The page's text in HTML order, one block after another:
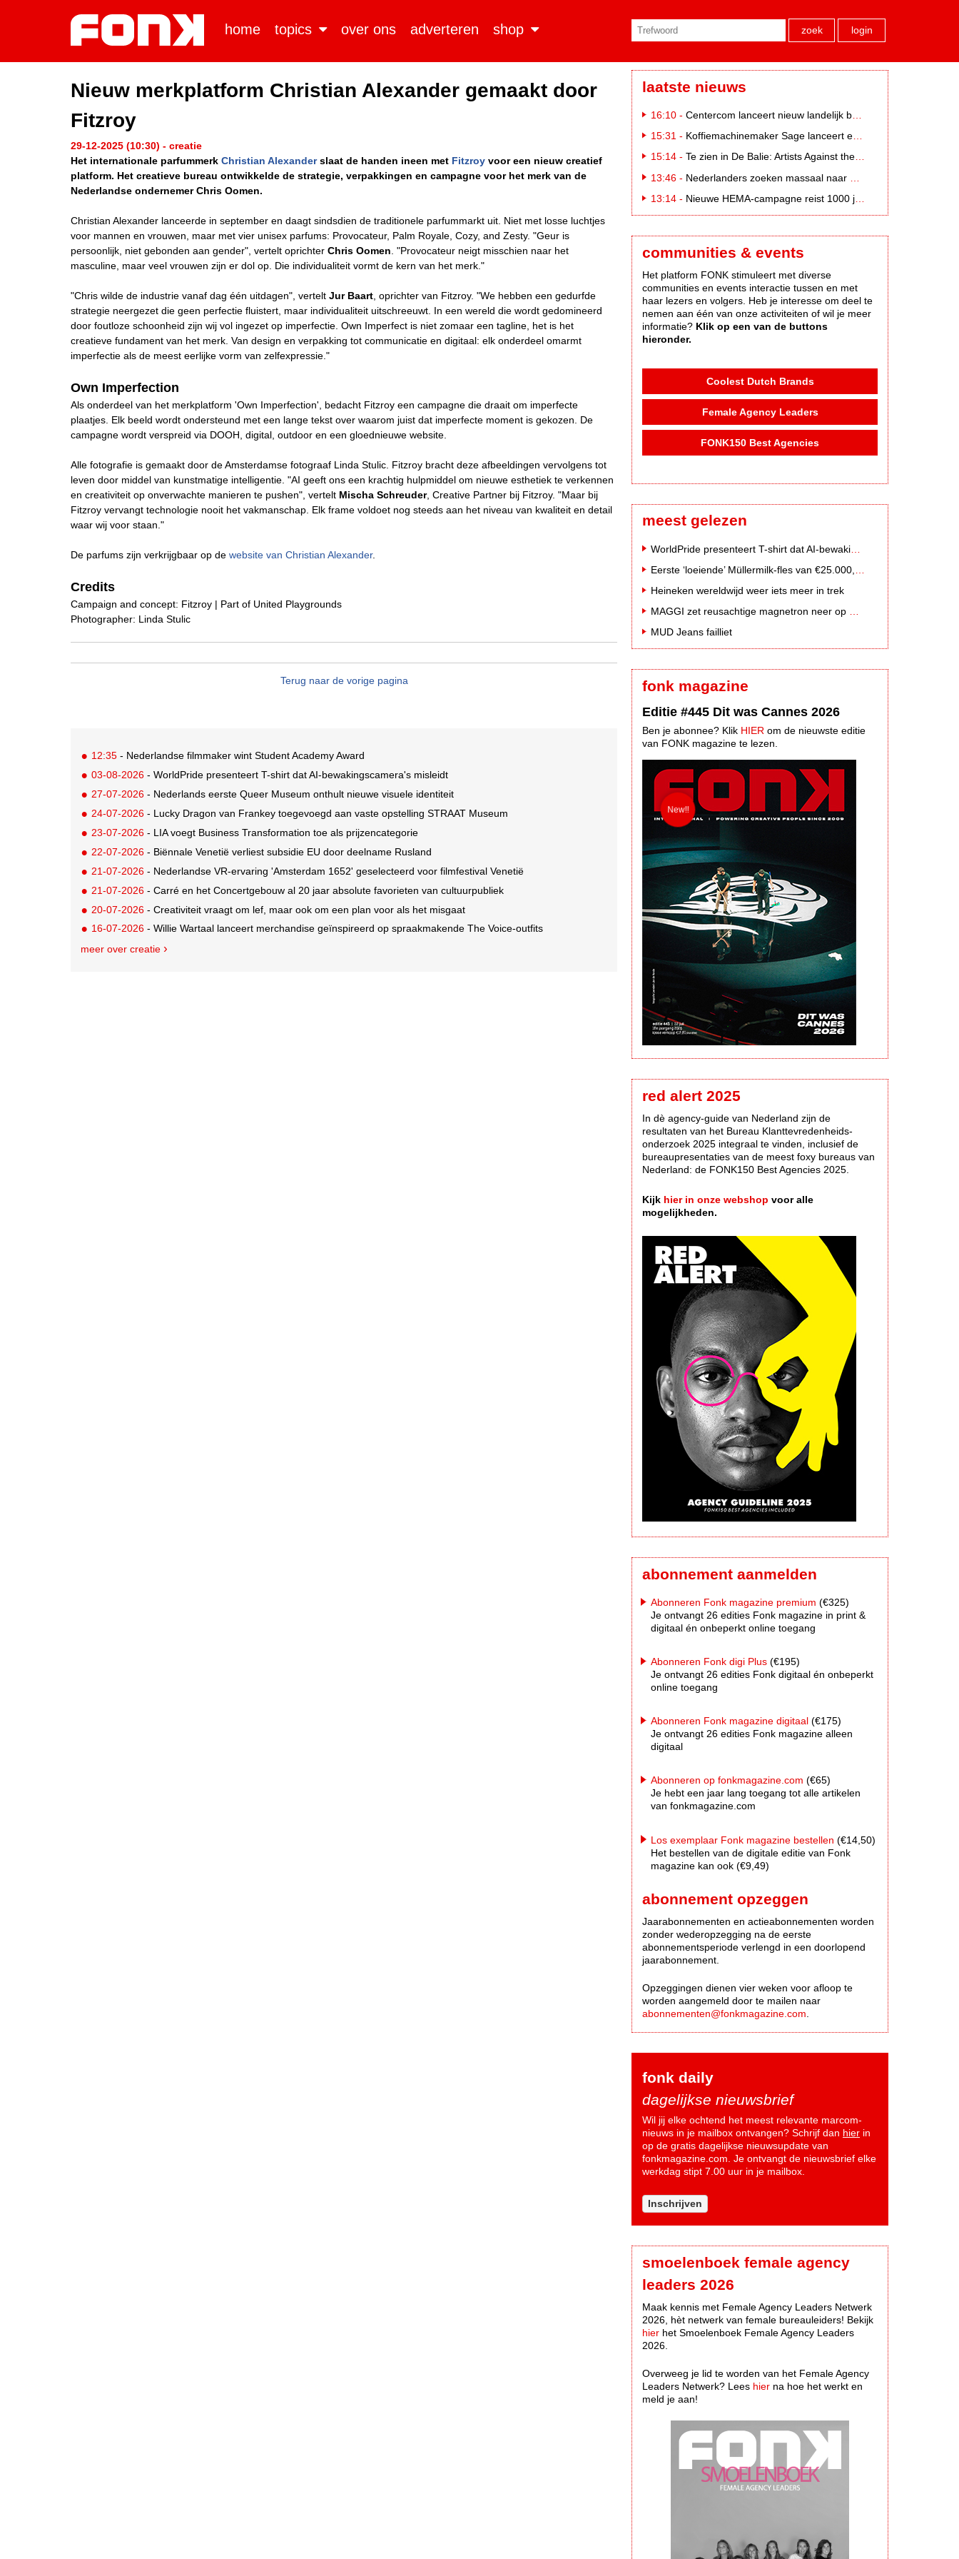
home topics over ons adverteren shop zoek login
Nieuw merkplatform Christian Alexander gemaakt door
Fitzroy
29-12-2025 (10:30) - creatie
Het internationale parfummerk Christian Alexanderslaat de handen ineen met Fitzroy voor een nieuw creatief
platform. Het creatieve bureau ontwikkelde de strategie, verpakkingen en campagne voor het merk van de
Nederlandse ondernemer Chris Oomen.
Christian Alexander lanceerde in september en daagt sindsdien de traditionele parfummarkt uit. Niet met losse luchtjes
voor mannen en vrouwen, maar met vier unisex parfums: Provocateur, Palm Royale, Cozy, and Zesty. "Geur is
persoonlijk, niet gebonden aan gender", vertelt oprichter Chris Oomen . "Provocateur neigt misschien naar het
masculine, maar veel vrouwen zijn er dol op. Die individualiteit vormt de kern van het merk."
"Chris wilde de industrie vanaf dag één uitdagen", vertelt Jur Baart , oprichter van Fitzroy. "We hebben een gedurfde
strategie neergezet die geen perfectie fluistert, maar individualiteit uitschreeuwt. In een wereld die wordt gedomineerd
door foutloze schoonheid zijn wij vol ingezet op imperfectie. Own Imperfect is niet zomaar een tagline, het is het
creatieve fundament van het merk. Van design en verpakking tot communicatie en digitaal: elk onderdeel omarmt
imperfectie als de meest eerlijke vorm van zelfexpressie."
Own Imperfection
Als onderdeel van het merkplatform 'Own Imperfection', bedacht Fitzroy een campagne die draait om imperfecte
plaatjes. Elk beeld wordt ondersteund met een lange tekst over waarom juist dat imperfecte moment is gekozen. De
campagne wordt verspreid via DOOH, digital, outdoor en een gloednieuwe website.
Alle fotografie is gemaakt door de Amsterdamse fotograaf Linda Stulic. Fitzroy bracht deze afbeeldingen vervolgens tot
leven door middel van kunstmatige intelligentie. "AI geeft ons een krachtig hulpmiddel om nieuwe esthetiek te verkennen
en creativiteit op onverwachte manieren te pushen", vertelt Mischa Schreuder, Creative Partner bij Fitzroy. "Maar bij
Fitzroy vervangt technologie nooit het vakmanschap. Elk frame voldoet nog steeds aan het niveau van kwaliteit en detail
waar wij voor staan."
De parfums zijn verkrijgbaar op de website van Christian Alexander.
Credits
Campaign and concept: Fitzroy | Part of United Playgrounds
Photographer: Linda Stulic
Terug naar de vorige pagina
12:35 - Nederlandse filmmaker wint Student Academy Award
03-08-2026 - WorldPride presenteert T-shirt dat AI-bewakingscamera's misleidt
27-07-2026 - Nederlands eerste Queer Museum onthult nieuwe visuele identiteit
24-07-2026 - Lucky Dragon van Frankey toegevoegd aan vaste opstelling STRAAT Museum
23-07-2026 - LIA voegt Business Transformation toe als prijzencategorie
22-07-2026 - Biënnale Venetië verliest subsidie EU door deelname Rusland
21-07-2026 - Nederlandse VR-ervaring 'Amsterdam 1652' geselecteerd voor filmfestival Venetië
21-07-2026 - Carré en het Concertgebouw al 20 jaar absolute favorieten van cultuurpubliek
20-07-2026 - Creativiteit vraagt om lef, maar ook om een plan voor als het misgaat
16-07-2026 - Willie Wartaal lanceert merchandise geïnspireerd op spraakmakende The Voice-outfits
meer over creatie
laatste nieuws
16:10 - Centercom lanceert nieuw landelijk buitereclamenetwerk: City Cubes
15:31 - Koffiemachinemaker Sage lanceert e-commerceplatform voor koffieliefhebbers
15:14 - Te zien in De Balie: Artists Against the Kremlin III
13:46 - Nederlanders zoeken massaal naar eclipsbrillen op Marktplaats
13:14 - Nieuwe HEMA-campagne reist 1000 jaar terug in de tijd naar 'Hemastein'
communities & events
Het platform FONK stimuleert met diverse
communities en events interactie tussen en met
haar lezers en volgers. Heb je interesse om deel te
nemen aan één van onze activiteiten of wil je meer
informatie? Klik op een van de buttons
hieronder.
Coolest Dutch Brands
Female Agency Leaders
FONK150 Best Agencies
meest gelezen
Heineken wereldwijd weer iets meer in trek
MUD Jeans failliet
fonk magazine
Editie #445 Dit was Cannes 2026
Ben je abonnee? Klik HIER om de nieuwste editie
van FONK magazine te lezen.
red alert 2025
In dè agency-guide van Nederland zijn de
resultaten van het Bureau Klanttevredenheids-
onderzoek 2025 integraal te vinden, inclusief de
bureaupresentaties van de meest foxy bureaus van
Nederland: de FONK150 Best Agencies 2025.
Kijk hier in onze webshop voor alle
mogelijkheden.
abonnement aanmelden
Abonneren Fonk magazine premium (€325)
Je ontvangt 26 edities Fonk magazine in print &
digitaal én onbeperkt online toegang
Abonneren Fonk digi Plus (€195)
Je ontvangt 26 edities Fonk digitaal én onbeperkt
online toegang
Abonneren Fonk magazine digitaal (€175)
Je ontvangt 26 edities Fonk magazine alleen
digitaal
Abonneren op fonkmagazine.com (€65)
Je hebt een jaar lang toegang tot alle artikelen
van fonkmagazine.com
Los exemplaar Fonk magazine bestellen (€14,50)
Het bestellen van de digitale editie van Fonk
magazine kan ook (€9,49)
abonnement opzeggen
Jaarabonnementen en actieabonnementen worden
zonder wederopzegging na de eerste
abonnementsperiode verlengd in een doorlopend
jaarabonnement.
Opzeggingen dienen vier weken voor afloop te
worden aangemeld door te mailen naar
abonnementen@fonkmagazine.com
fonk daily
dagelijkse nieuwsbrief
Wil jij elke ochtend het meest relevante marcom-
nieuws in je mailbox ontvangen? Schrijf dan hier in
op de gratis dagelijkse nieuwsupdate van
fonkmagazine.com. Je ontvangt de nieuwsbrief elke
werkdag stipt 7.00 uur in je mailbox.
Inschrijven
smoelenboek female agency
leaders 2026
Maak kennis met Female Agency Leaders Netwerk
2026, hèt netwerk van female bureauleiders! Bekijk
hier het Smoelenboek Female Agency Leaders
2026.
Overweeg je lid te worden van het Female Agency
Leaders Netwerk? Lees hier na hoe het werkt en
meld je aan!